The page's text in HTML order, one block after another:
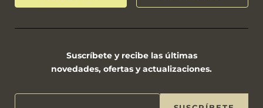
Suscríbete y recibe las últimas
novedades, ofertas y actualizaciones.